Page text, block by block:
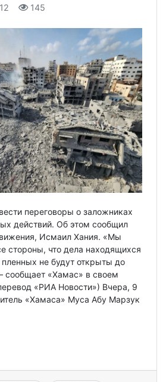
145
переговоры о заложниках
действий. Об этом сообщил
Исмаил Хания. «Мы
стороны, что дела находящихся
пленных не будут открыты до
сообщает «Хамас» в своем
«РИА Новости») Вчера, 9
«Хамаса» Муса Абу Марзук